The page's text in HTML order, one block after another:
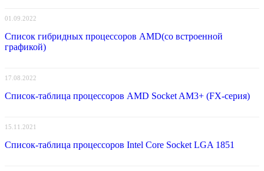
01.09.2022
Список гибридных процессоров AMD(со встроенной
графикой)
17.08.2022
Список-таблица процессоров AMD Socket AM3+ (FX-серия)
15.11.2021
Список-таблица процессоров Intel Core Socket LGA 1851